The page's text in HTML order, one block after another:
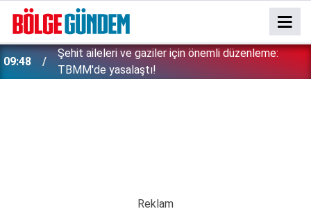
09:48
Şehit aileleri ve gaziler için önemli düzenleme:
TBMM'de yasalaştı!